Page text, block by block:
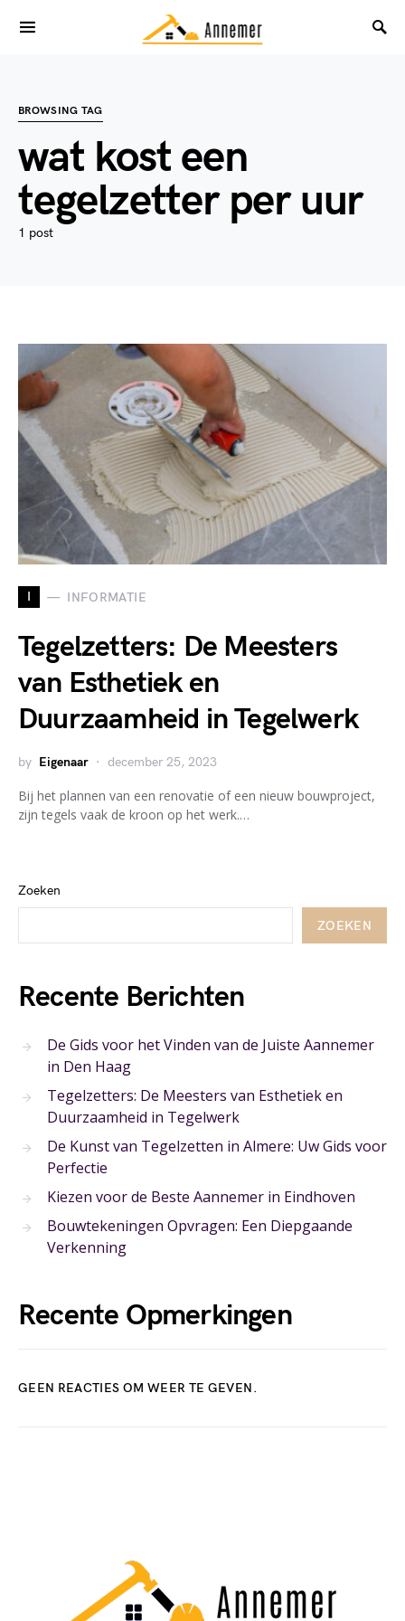
BROWSING TAG
wat kost een
tegelzetter per uur
1 post
I INFORMATIE
Tegelzetters: De Meesters
van Esthetiek en
Duurzaamheid in Tegelwerk
by Eigenaar december 25, 2023
Bij het plannen van een renovatie of een nieuw bouwproject,
zijn tegels vaak de kroon op het werk.…
Zoeken
ZOEKEN
Recente Berichten
De Gids voor het Vinden van de Juiste Aannemer
in Den Haag
Tegelzetters: De Meesters van Esthetiek en
Duurzaamheid in Tegelwerk
De Kunst van Tegelzetten in Almere: Uw Gids voor
Perfectie
Kiezen voor de Beste Aannemer in Eindhoven
Bouwtekeningen Opvragen: Een Diepgaande
Verkenning
Recente Opmerkingen
GEEN REACTIES OM WEER TE GEVEN.